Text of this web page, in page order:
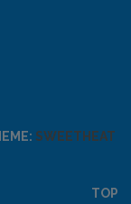
SWEETHEAT
TOP